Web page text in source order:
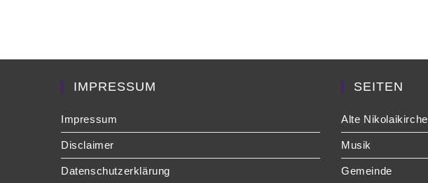
IMPRESSUM
Impressum
Disclaimer
Datenschutzerklärung
SEITEN
Alte Nikolaikirche
Musik
Gemeinde